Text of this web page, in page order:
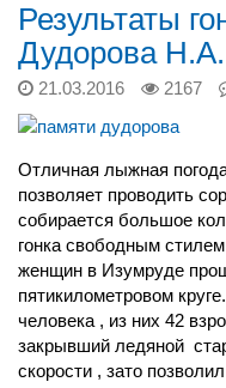
Результаты
Дудорова
21.03.2016 2167
Отличная лыжная
позволяет проводить
собирается большое
гонка свободным
женщин в Изумруде
пятикилометровом
человека , из них 42
закрывший ледяной
скорости , зато